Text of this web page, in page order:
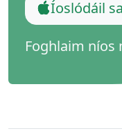
Íoslódáil
Foghlaim níos